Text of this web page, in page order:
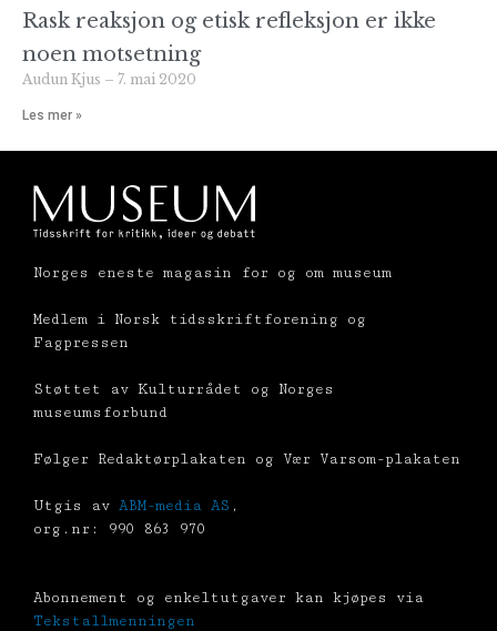
Rask reaksjon og etisk refleksjon er ikke
noen motsetning
Audun Kjus 7. mai 2020
Les mer »
Norges eneste magasin for og om museum
Medlem i Norsk tidsskriftforening og
Fagpressen
Støttet av Kulturrådet og Norges
museumsforbund
Følger Redaktørplakaten og Vær Varsom-plakaten
Utgis av ABM-media AS ,
org.nr: 990 863 970
Abonnement og enkeltutgaver kan kjøpes via
Tekstallmenningen